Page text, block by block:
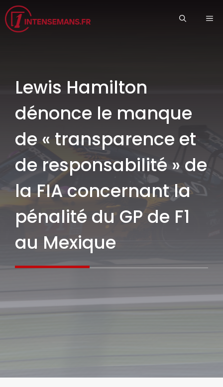
Aller
au
contenu
Lewis Hamilton
dénonce le manque
de « transparence et
de responsabilité » de
la FIA concernant la
pénalité du GP de F1
au Mexique